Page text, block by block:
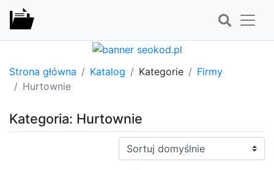
Strona główna Katalog Kategorie
Firmy
Hurtownie
Kategoria: Hurtownie
Sortuj: